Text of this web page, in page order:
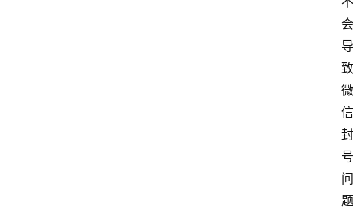
会
导
致
微
信
封
号
问
题